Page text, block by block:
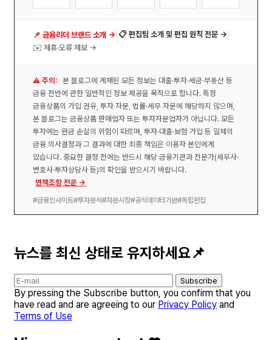
📌 금융리더 브랜드 소개 → 📋 편집팀 소개 및 편집 원칙 전문 →
✉️ 제휴·오류 제보 →
⚠️ 주의: 본 블로그에 게재된 모든 정보는 대출·투자·세금·부동산 등
금융 전반에 관한 일반적인 정보 제공을 목적으로 합니다. 특정
금융상품의 가입 권유, 투자 자문, 법률·세무 자문에 해당하지 않으며,
본 블로그는 금융상품 판매업자 또는 투자자문업자가 아닙니다. 모든
투자에는 원금 손실의 위험이 따르며, 투자·대출·보험 가입 등 일체의
금융 의사결정과 그 결과에 대한 최종 책임은 이용자 본인에게
있습니다. 중요한 결정 전에는 반드시 해당 금융기관과 전문가(세무사·
변호사·투자상담사 등)의 확인을 받으시기 바랍니다.
면책조항 전문 →
#금융인사이트#투자분석#자본시장#공식데이터기반#독립편집
뉴스를 최신 상태로 유지하세요📌
Subscribe
By pressing the Subscribe button, you confirm that you
have read and are agreeing to our Privacy Policy and
Terms of Use